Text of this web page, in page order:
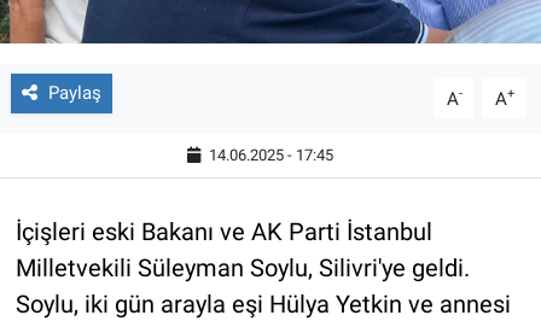
Paylaş A- A+
14.06.2025 - 17:45
İçişleri eski Bakanı ve AK Parti İstanbul
Milletvekili Süleyman Soylu, Silivri'ye geldi.
Soylu, iki gün arayla eşi Hülya Yetkin ve annesi